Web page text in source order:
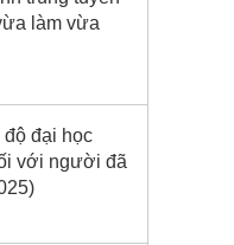
làm vừa
độ đại học
với người đã